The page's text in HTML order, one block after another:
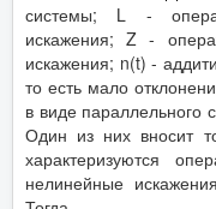
системы; L -
искажения; Z -
искажения; n(t) -
то есть мало
в виде параллельного
Один из них вносит
характеризуются
нелинейные